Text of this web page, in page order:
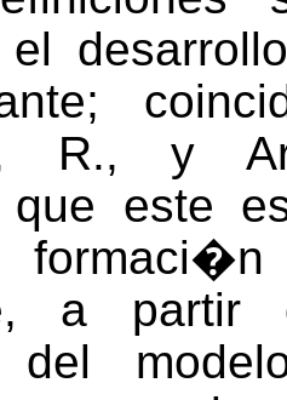
R., y
que este
a
del